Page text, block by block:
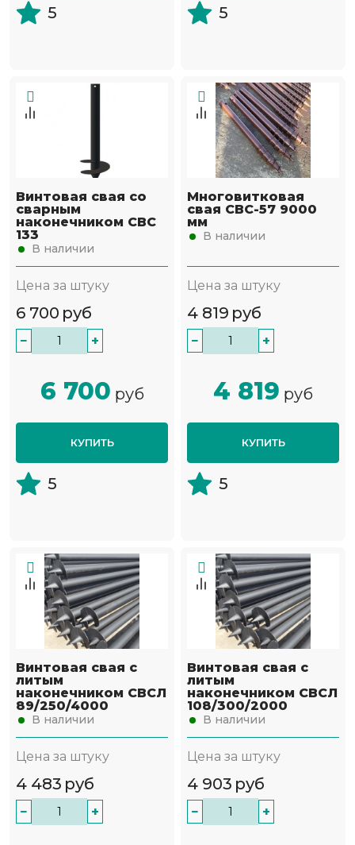
5 5
Винтовая свая со
сварным
наконечником СВС
133
В наличии
Цена за штуку
6 700 руб
− +
6 700 руб
КУПИТЬ
5
Многовитковая
свая СВС-57 9000
мм
В наличии
Цена за штуку
4 819 руб
− +
4 819 руб
КУПИТЬ
5
Винтовая свая с
литым
наконечником СВСЛ
89/250/4000
В наличии
Цена за штуку
4 483 руб
− +
Винтовая свая с
литым
наконечником СВСЛ
108/300/2000
В наличии
Цена за штуку
4 903 руб
− +